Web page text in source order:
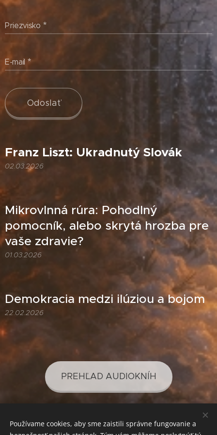
Priezvisko
E-mail
Odoslať
Franz Liszt: Ukradnutý Slovák
02.03.2026
Mikrovlnná rúra: Pohodlný
pomocník, alebo skrytá hrozba pre
vaše zdravie?
01.03.2026
Demokracia medzi ilúziou a bojom
22.02.2026
PREHĽAD AUDIOKNÍH
PREHĽAD PODCASTOV
Používame cookies, aby sme zaistili správne fungovanie a